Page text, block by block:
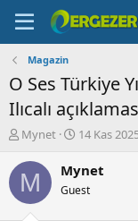
Magazin
O Ses Türkiye
Ilıcalı
K
n
b
u
Mynet
B
ş
l
a
14 Kas
M Mynet
Guest